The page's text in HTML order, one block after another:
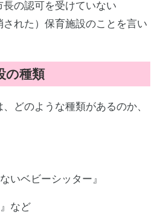
の認可を受けていない
された）保育施設のことを言い
の種類
どのような種類があるのか、
いベビーシッター』
など